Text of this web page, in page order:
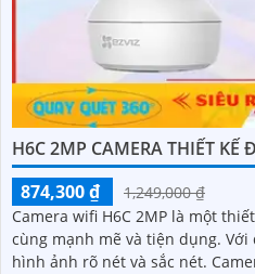
H6C 2MP CAMERA THIẾT KẾ
874,300 ₫
1,249,000 ₫
Camera wifi H6C 2MP là một
cùng mạnh mẽ và tiện dụng. Với độ phân giải 2MP, chất lượng
hình ảnh